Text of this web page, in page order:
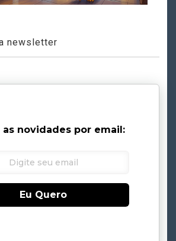
newsletter
as novidades por email:
Eu Quero